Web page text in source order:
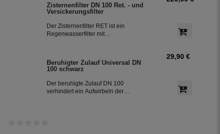
Zisternenfilter DN 100 Ret. - und
Versickerungsfilter
Der Zisternenfilter RET ist ein
Regenwasserfilter mit
für die Regenwassernutzung in der
Haustechnik und zur
Gartenbewässerung.
Beruhigter Zulauf Universal DN
100 schwarz
Der beruhigte Zulauf DN 100
verhindert ein Aufwirbeln der
29,90 €